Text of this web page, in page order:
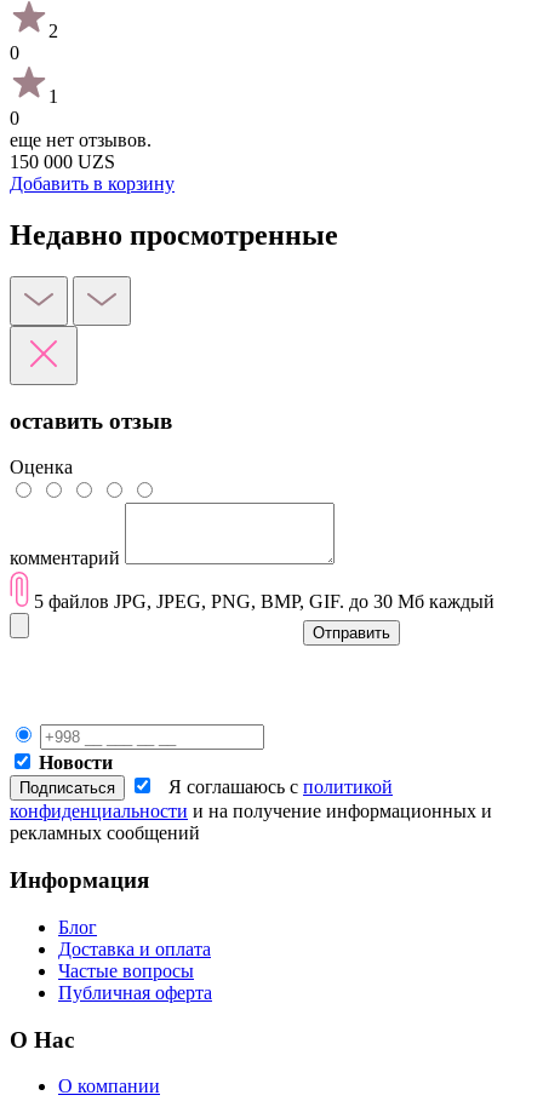
2
0
1
0
еще нет отзывов.
150 000 UZS
Добавить в корзину
Недавно просмотренные
оставить отзыв
Оценка
комментарий
5 файлов JPG, JPEG, PNG, BMP, GIF. до 30 Мб каждый
Отправить
Новости
Я соглашаюсь с политикой
конфиденциальности и на получение информационных и
рекламных сообщений
Информация
Блог
Доставка и оплата
Частые вопросы
Публичная оферта
О Нас
О компании